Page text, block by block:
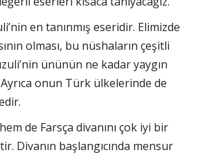
en tanınmış eseridir. Elimizde
olması, bu nüshaların çeşitli
ününün ne kadar yaygın
onun Türk ülkelerinde de
de Farsça divanını çok iyi bir
Divanın başlangıcında mensur